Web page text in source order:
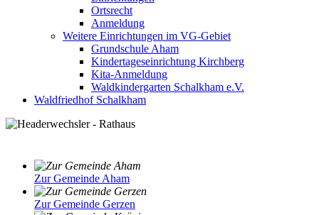
Ortsrecht
Anmeldung
Weitere Einrichtungen im VG-Gebiet
Grundschule Aham
Kindertageseinrichtung Kirchberg
Kita-Anmeldung
Waldkindergarten Schalkham e.V.
Waldfriedhof Schalkham
Zur Gemeinde Aham
Zur Gemeinde Gerzen